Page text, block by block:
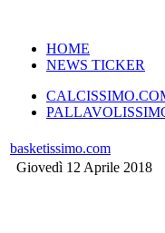
HOME
NEWS TICKER
basketissimo.com
Giovedì 12 Aprile 2018